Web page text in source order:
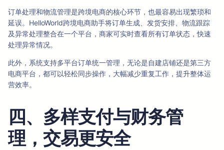
订单处理和物流管理是跨境电商的核心环节，也最容易出现繁琐和
延误。HelloWorld跨境电商助手将订单生成、发货安排、物流跟踪
及异常处理整合在一个平台，商家可实时查看所有订单状态，快速
处理异常情况。
此外，系统支持多平台订单统一管理，无论是自建店铺还是第三方
电商平台，都可以轻松同步操作，大幅减少重复工作，提升整体运
营效率。
四、多样支付与财务管
理，交易更安全